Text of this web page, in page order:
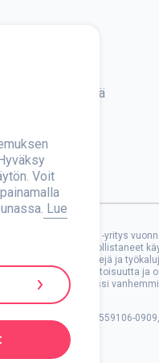
Ota meihin yhteyttä
Stroller AB -yritys
ovat mahdollistaneet
päivityksiä, vinkkejä ja
arvostaa monimuotoisuutta
on luotettava resurssi
AB:lle, osoite Kivra: 559106-
Voit
Lue